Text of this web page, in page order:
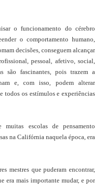
o funcionamento do cérebro
o comportamento humano,
decisões, conseguem alcançar
pessoal, afetivo, social,
são fascinantes, pois trazem a
e, com isso, podem alterar
todos os estímulos e experiências
escolas de pensamento
na Califórnia naquela época, era
mestres que puderam encontrar,
era mais importante mudar, e por